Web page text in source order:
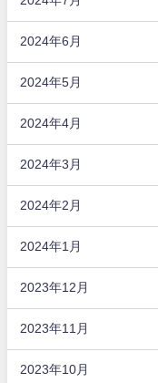
2024年6月
2024年5月
2024年4月
2024年3月
2024年2月
2024年1月
2023年12月
2023年11月
2023年10月